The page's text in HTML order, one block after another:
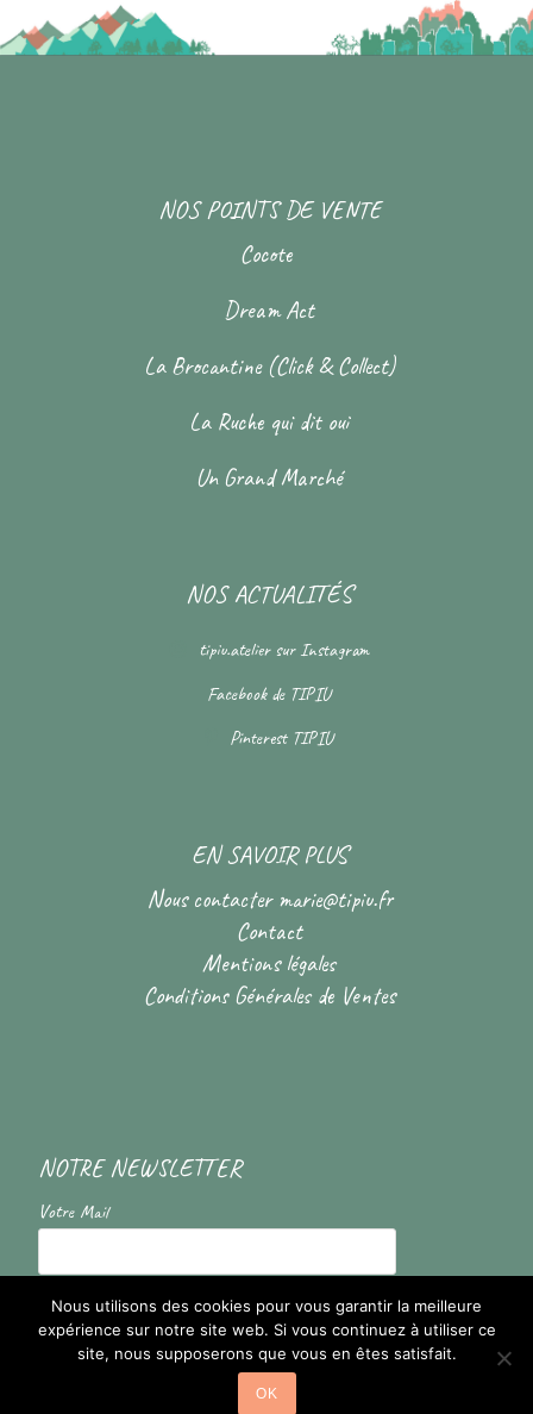
NOS POINTS DE VENTE
Cocote
Dream Act
La Brocantine (Click & Collect)
La Ruche qui dit oui
Un Grand Marché
NOS ACTUALITÉS
tipiu.atelier sur Instagram
Facebook de TIPIU
Pinterest TIPIU
EN SAVOIR PLUS
Nous contacter marie@tipiu.fr
Contact
Mentions légales
Conditions Générales de Ventes
NOTRE NEWSLETTER
Votre Mail
En cochant la case vous acceptez de recevoir nos informations
Nous utilisons des cookies pour vous garantir la meilleure
expérience sur notre site web. Si vous continuez à utiliser ce
site, nous supposerons que vous en êtes satisfait.
OK